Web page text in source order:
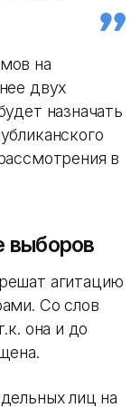
на
двух
назначать
в
выборов
агитацию
Со слов
она и до
лиц на